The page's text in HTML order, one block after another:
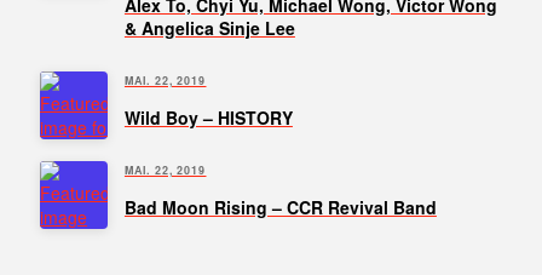
& Angelica Sinje Lee
MAI. 22, 2019
Wild Boy – HISTORY
MAI. 22, 2019
Bad Moon Rising – CCR Revival Band